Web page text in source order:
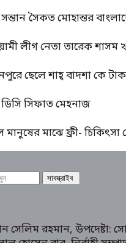
সন্তান সৈকত মোহান্তর
লীগ নেতা তারেক শাসম
ছেলে শাহ্ বাদশা কে
সিফাত মেহনাজ
মাঝে ফ্রী-
সেলিম রহমান,